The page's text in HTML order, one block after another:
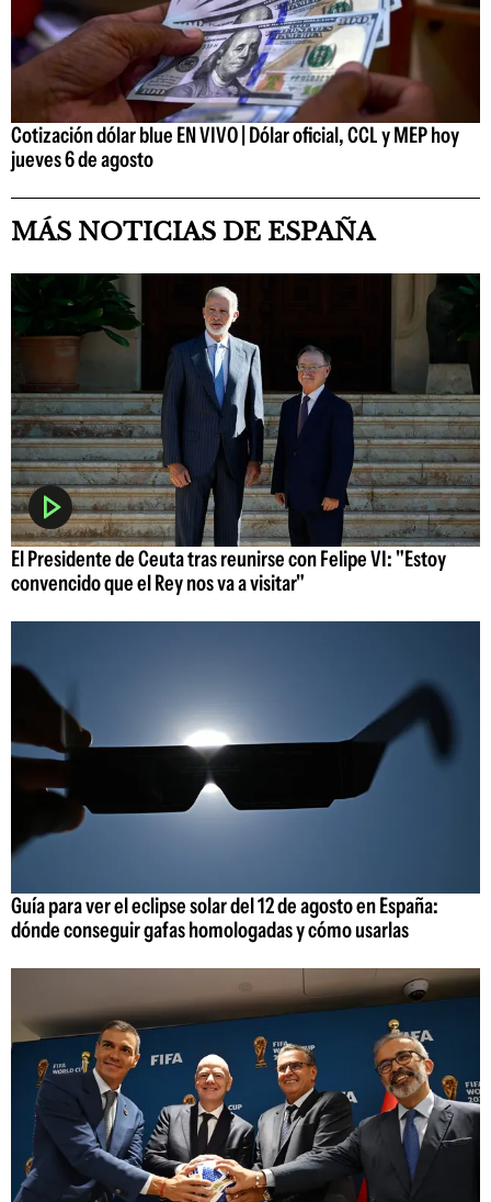
Cotización dólar blue EN VIVO | Dólar oficial, CCL y MEP hoy
jueves 6 de agosto
MÁS NOTICIAS DE ESPAÑA
El Presidente de Ceuta tras reunirse con Felipe VI: "Estoy
convencido que el Rey nos va a visitar"
Guía para ver el eclipse solar del 12 de agosto en España:
dónde conseguir gafas homologadas y cómo usarlas